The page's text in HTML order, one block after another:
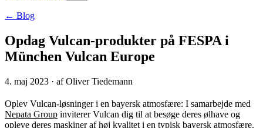
← Blog
Opdag Vulcan-produkter på FESPA i
München Vulcan Europe
4. maj 2023 · af Oliver Tiedemann
Oplev Vulcan-løsninger i en bayersk atmosfære: I samarbejde med
Nepata Group inviterer Vulcan dig til at besøge deres ølhave og
opleve deres maskiner af høj kvalitet i en typisk bayersk atmosfære.